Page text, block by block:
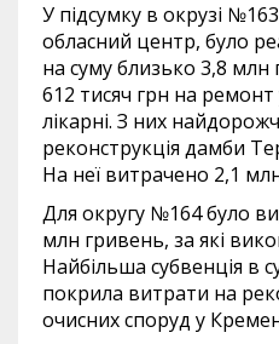
У підсумку в окрузі
обласний центр, було
на суму близько 3,8
612 тисяч грн на ремонт
лікарні. З них
реконструкція дамби
На неї витрачено 2,1
Для округу №164 було
млн гривень, за які
Найбільша субвенція в
покрила витрати на
очисних споруд у